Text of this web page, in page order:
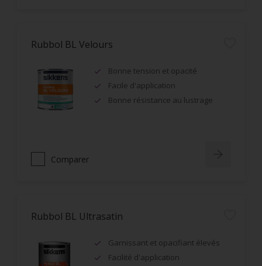
Rubbol BL Velours
Bonne tension et opacité
Facile d'application
Bonne résistance au lustrage
Comparer
Rubbol BL Ultrasatin
Garnissant et opacifiant élevés
Facilité d'application